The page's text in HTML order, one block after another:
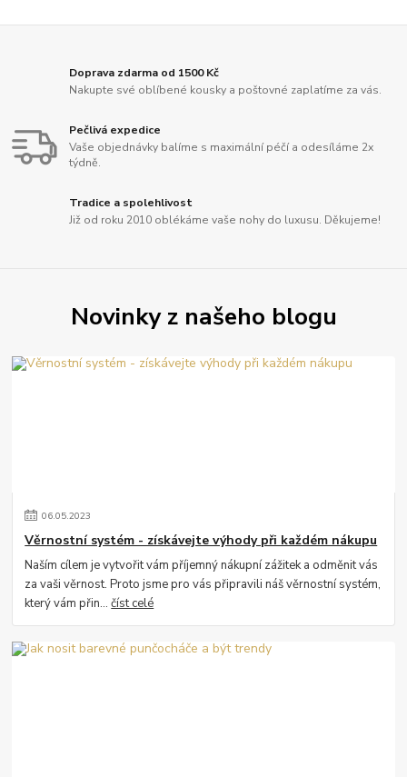
Doprava zdarma od 1500 Kč
Nakupte své oblíbené kousky a poštovné zaplatíme za vás.
Pečlivá expedice
Vaše objednávky balíme s maximální péčí a odesíláme 2x
týdně.
Tradice a spolehlivost
Již od roku 2010 oblékáme vaše nohy do luxusu. Děkujeme!
Novinky z našeho blogu
06.05.2023
Věrnostní systém - získávejte výhody při každém nákupu
Naším cílem je vytvořit vám příjemný nákupní zážitek a odměnit vás
za vaši věrnost. Proto jsme pro vás připravili náš věrnostní systém,
který vám přin...číst celé